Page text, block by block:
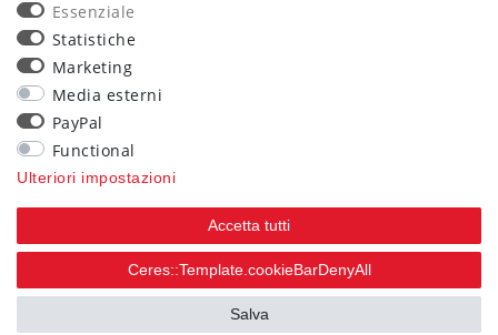
Essenziale
Statistiche
Marketing
Media esterni
PayPal
Functional
Ulteriori impostazioni
Accetta tutti
Ceres::Template.cookieBarDenyAll
Salva
Confermo di aver letto la
.Ceres::Template.newsletterIsRequiredFootnote
90
trees were planted